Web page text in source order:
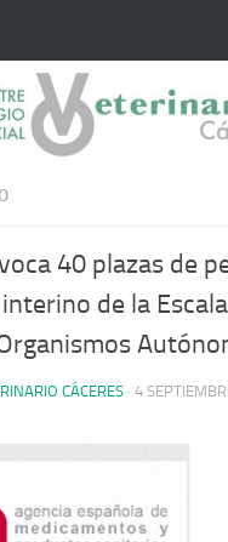
40 plazas de
de la
CÁCERES · 4